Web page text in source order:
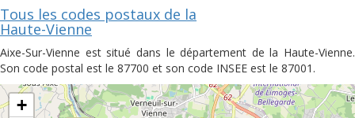
Tous les codes postaux de la
Haute-Vienne
Aixe-Sur-Vienne est situé dans le département de la Haute-Vienne.
Son code postal est le 87700 et son code INSEE est le 87001.
+